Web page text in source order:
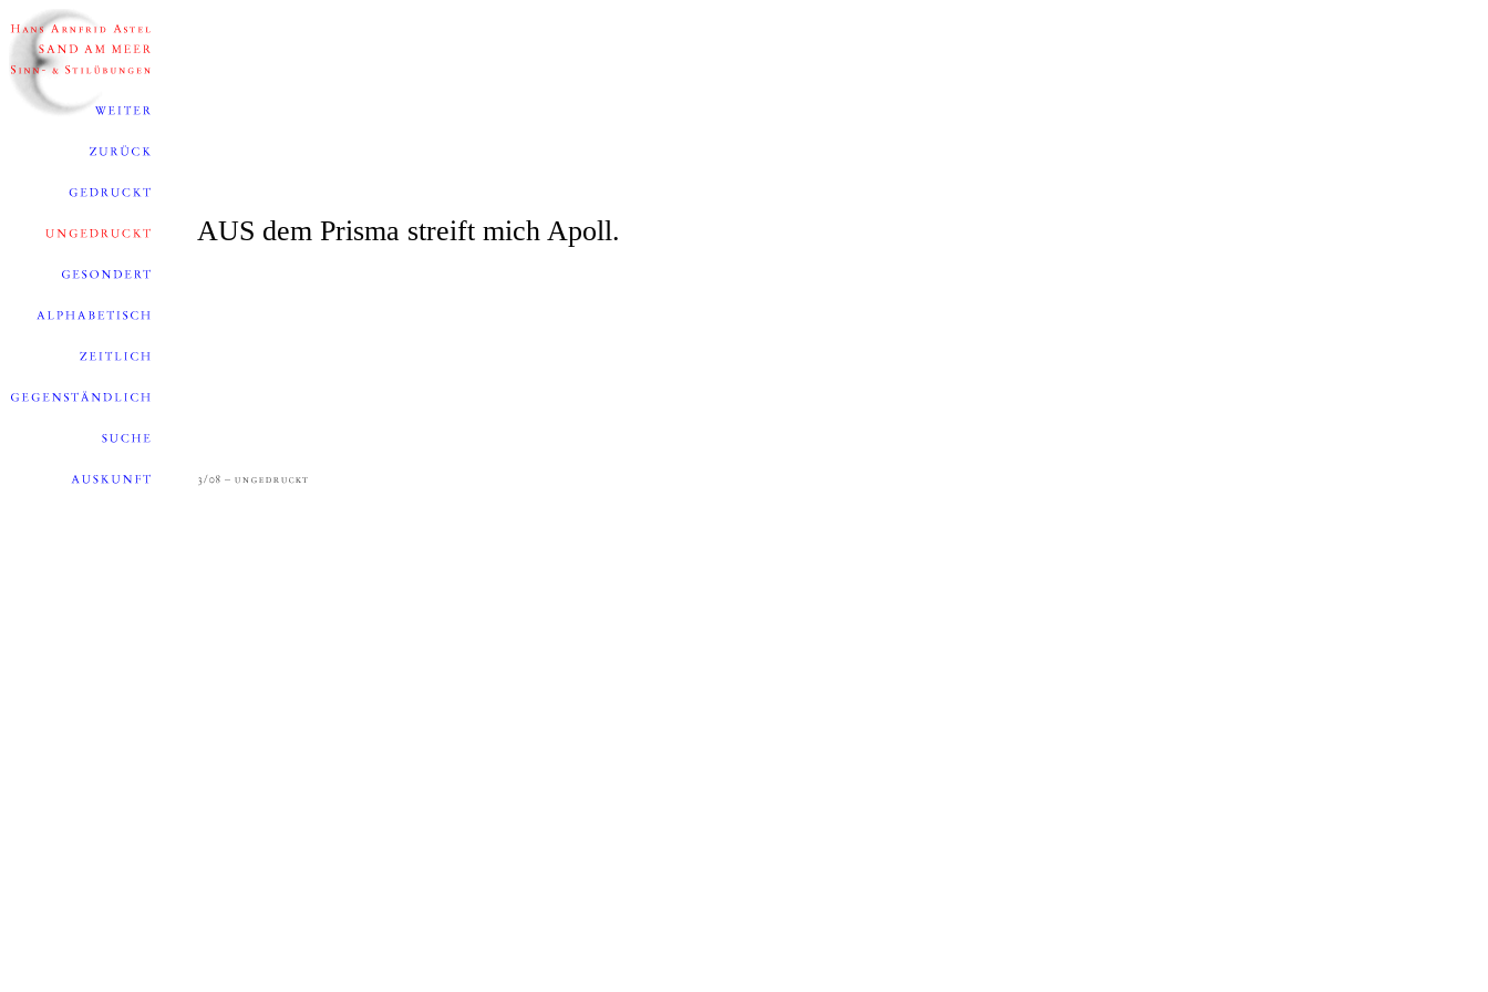
AUS dem Prisma streift mich Apoll.